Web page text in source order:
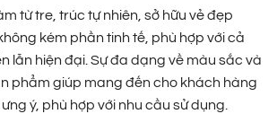
từ tre, trúc tự nhiên, sở hữu vẻ đẹp
kém phần tinh tế, phù hợp với cả
lẫn hiện đại. Sự đa dạng về màu sắc và
phẩm giúp mang đến cho khách hàng
ý, phù hợp với nhu cầu sử dụng.